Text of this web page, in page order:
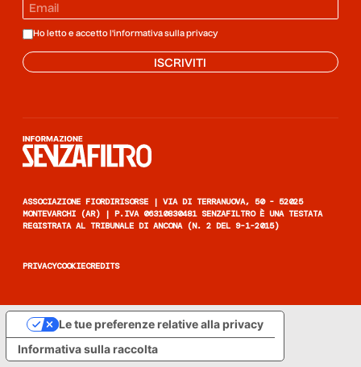
Ho letto e accetto l'informativa sulla privacy
ISCRIVITI
ASSOCIAZIONE FIORDIRISORSE | VIA DI TERRANUOVA, 50 - 52025
MONTEVARCHI (AR) | P.IVA 06310830481 SENZAFILTRO È UNA TESTATA
REGISTRATA AL TRIBUNALE DI ANCONA (N. 2 DEL 9-1-2015)
PRIVACYCOOKIECREDITS
Informativa sulla raccolta
Le tue preferenze relative alla privacy